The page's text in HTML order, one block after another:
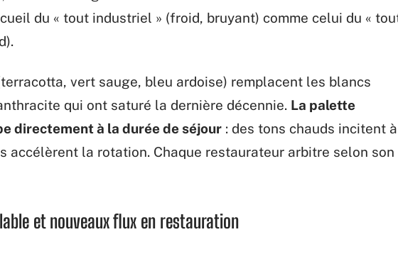
du « tout industriel » (froid, bruyant) comme celui du «
vert sauge, bleu ardoise) remplacent les blancs
qui ont saturé la dernière décennie. La palette
directement à la durée de séjour : des tons chauds incitent à
accélèrent la rotation. Chaque restaurateur arbitre selon son
et nouveaux flux en restauration